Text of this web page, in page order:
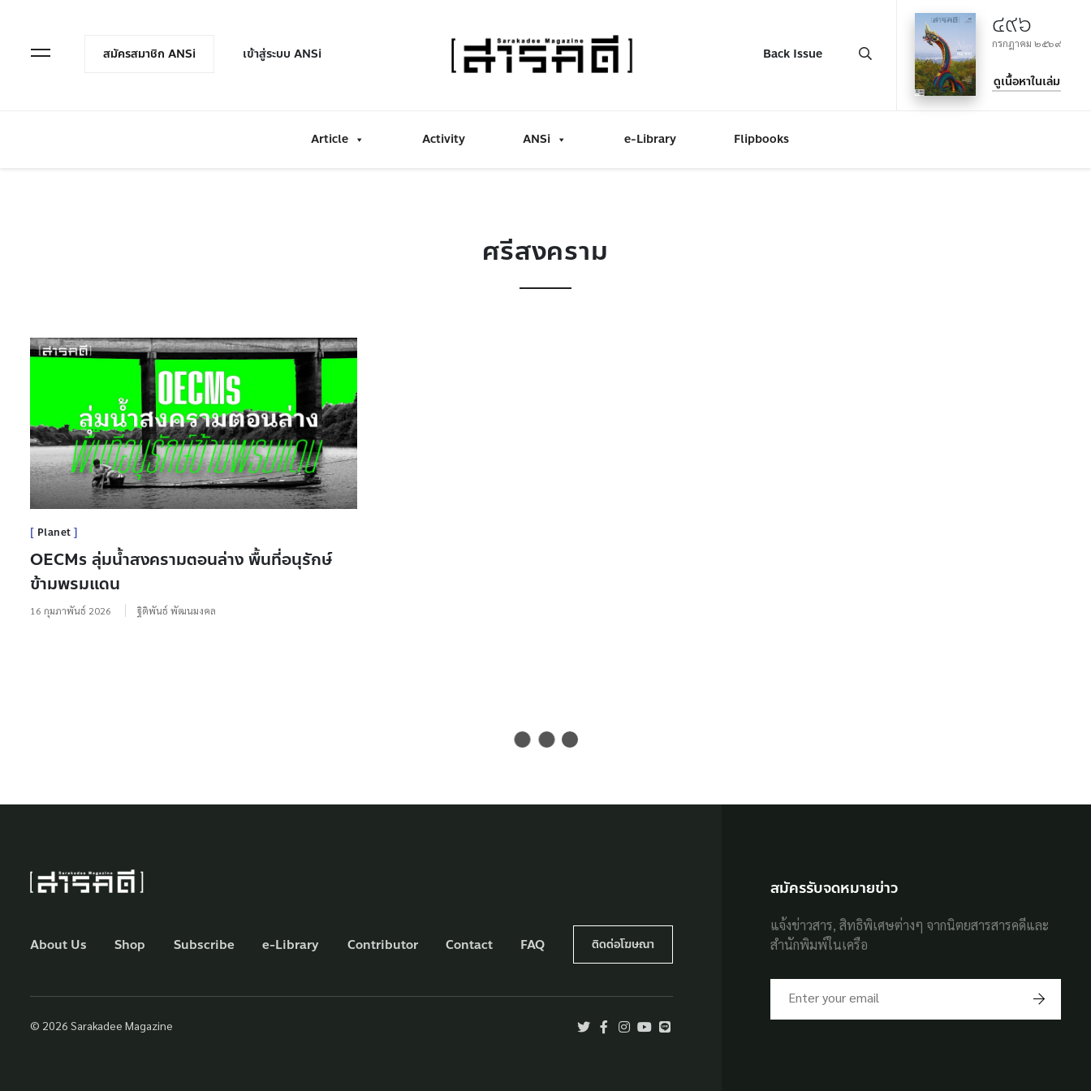
Open Menuสมัครสมาชิก ANSi เข้าสู่ระบบ ANSi Back Issue
๔๙๖
กรกฎาคม ๒๕๖๙
ดูเนื้อหาในเล่ม
Article Activity ANSi e-Library Flipbooks
ศรีสงคราม
Planet
OECMs ลุ่มน้ำสงครามตอนล่าง พื้นที่อนุรักษ์
ข้ามพรมแดน
16 กุมภาพันธ์ 2026 ฐิติพันธ์ พัฒนมงคล
About Us Shop Subscribe e-Library Contributor Contact FAQ ติดต่อโฆษณา
© 2026 Sarakadee Magazine
สมัครรับจดหมายข่าว
แจ้งข่าวสาร, สิทธิพิเศษต่างๆ จากนิตยสารสารคดีและ
สำนักพิมพ์ในเครือ